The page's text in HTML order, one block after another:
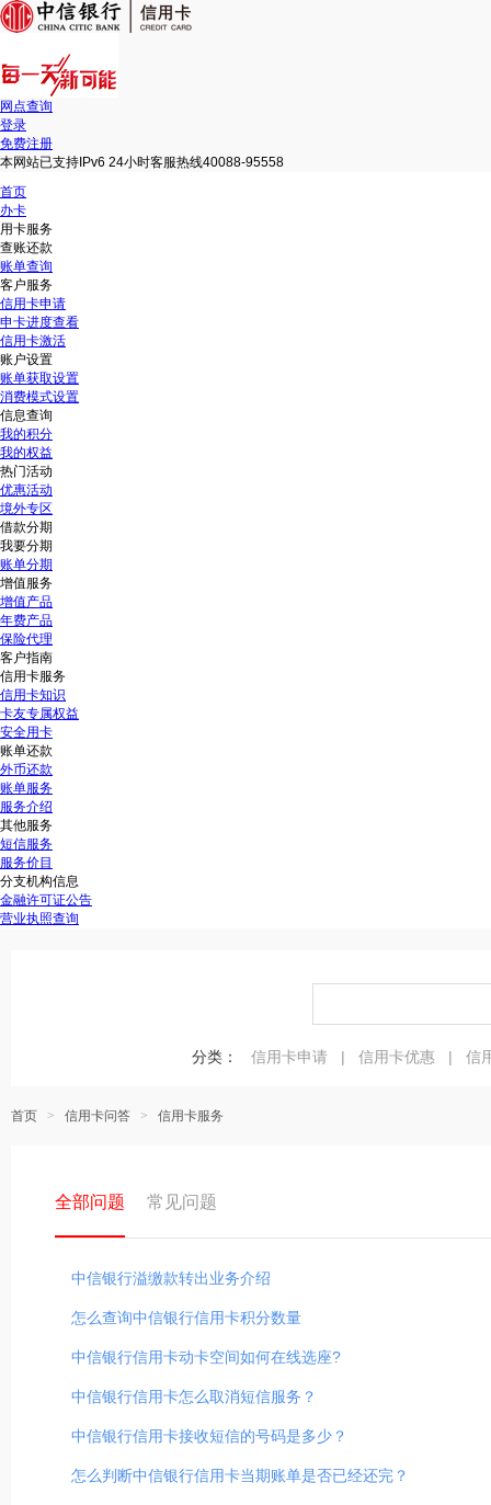
网点查询
登录
免费注册
本网站已支持IPv6 24小时客服热线40088-95558
首页
办卡
用卡服务
查账还款
账单查询
客户服务
信用卡申请
申卡进度查看
信用卡激活
账户设置
账单获取设置
消费模式设置
信息查询
我的积分
我的权益
热门活动
优惠活动
境外专区
借款分期
我要分期
账单分期
增值服务
增值产品
年费产品
保险代理
客户指南
信用卡服务
信用卡知识
卡友专属权益
安全用卡
账单还款
外币还款
账单服务
服务介绍
其他服务
短信服务
服务价目
分支机构信息
金融许可证公告
营业执照查询
分类： 信用卡申请 | 信用卡优惠 | 信
首页 > 信用卡问答 > 信用卡服务
全部问题 常见问题
中信银行溢缴款转出业务介绍
怎么查询中信银行信用卡积分数量
中信银行信用卡动卡空间如何在线选座?
中信银行信用卡怎么取消短信服务？
中信银行信用卡接收短信的号码是多少？
怎么判断中信银行信用卡当期账单是否已经还完？